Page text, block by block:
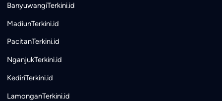
BanyuwangiTerkini.id
MadiunTerkini.id
PacitanTerkini.id
NganjukTerkini.id
KediriTerkini.id
LamonganTerkini.id